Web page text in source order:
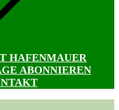
HAFENMAUER
ABONNIEREN